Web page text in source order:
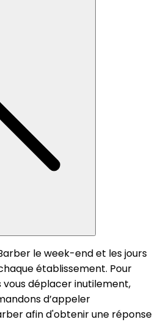
le week-end et les jours
établissement. Pour
vous déplacer inutilement,
d’appeler
afin d'obtenir une réponse